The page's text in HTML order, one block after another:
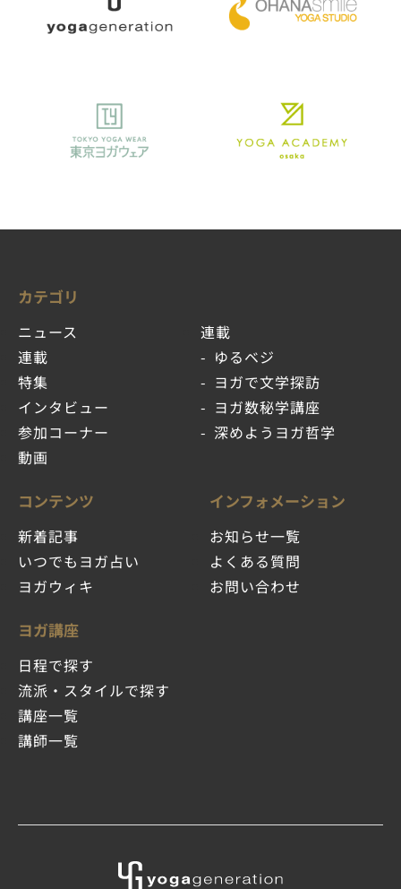
カテゴリ
ニュース
連載
特集
インタビュー
参加コーナー
動画
連載
ゆるベジ
ヨガで文学探訪
ヨガ数秘学講座
深めようヨガ哲学
コンテンツ
新着記事
いつでもヨガ占い
ヨガウィキ
ヨガ講座
日程で探す
流派・スタイルで探す
講座一覧
講師一覧
インフォメーション
お知らせ一覧
よくある質問
お問い合わせ